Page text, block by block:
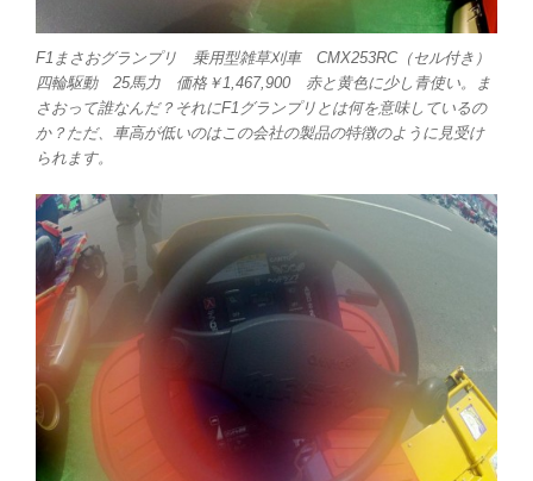
F1まさおグランプリ 乗用型雑草刈車 CMX253RC（セル付き）
四輪駆動 25馬力 価格￥1,467,900 赤と黄色に少し青使い。ま
さおって誰なんだ？それにF1グランプリとは何を意味しているの
か？ただ、車高が低いのはこの会社の製品の特徴のように見受け
られます。